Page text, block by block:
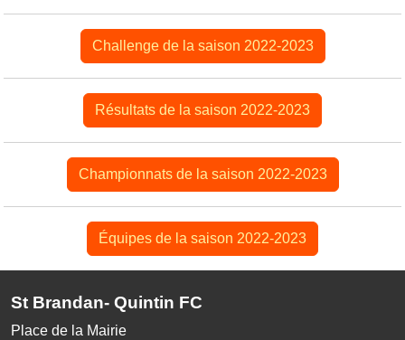
Challenge de la saison 2022-2023
Résultats de la saison 2022-2023
Championnats de la saison 2022-2023
Équipes de la saison 2022-2023
St Brandan- Quintin FC
Place de la Mairie